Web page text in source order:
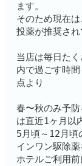
ます。
そのため現在
投薬が推奨され
当店は毎日た
内で過ごす時
点より
春〜秋のみ予
は直近1ヶ月以
5月頃～12月頃
インワン駆除
ホテルご利用